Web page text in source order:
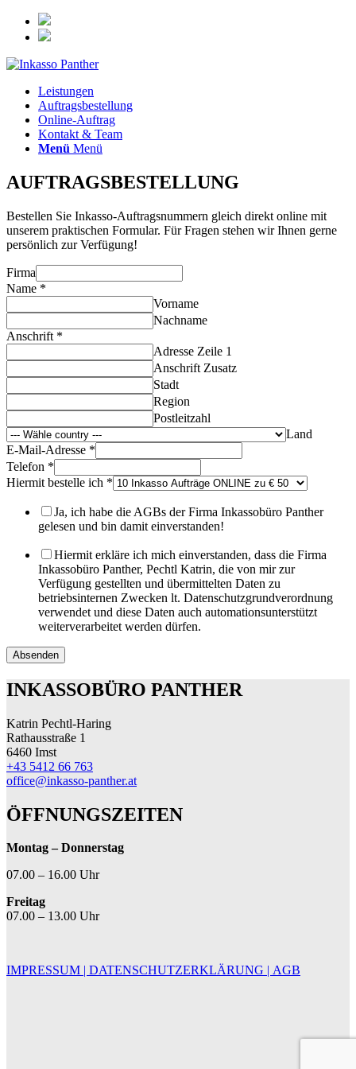
Leistungen
Auftragsbestellung
Online-Auftrag
Kontakt & Team
Menü Menü
AUFTRAGS­BESTELLUNG
Bestellen Sie Inkasso-Auftragsnummern gleich direkt online mit
unserem praktischen Formular. Für Fragen stehen wir Ihnen gerne
persönlich zur Verfügung!
Firma
Name *
Vorname
Nachname
Anschrift *
Adresse Zeile 1
Anschrift Zusatz
Stadt
Region
Postleitzahl
Land
E-Mail-Adresse *
Telefon *
Hiermit bestelle ich *
Anschrift
bestelle
Ja, ich habe die AGBs der Firma Inkassobüro Panther
gelesen und bin damit einverstanden!
Hiermit erkläre ich mich einverstanden, dass die Firma
Inkassobüro Panther, Pechtl Katrin, die von mir zur
Verfügung gestellten und übermittelten Daten zu
betriebsinternen Zwecken lt. Datenschutzgrundverordnung
verwendet und diese Daten auch automationsunterstützt
weiterverarbeitet werden dürfen.
Absenden
INKASSOBÜRO PANTHER
Katrin Pechtl-Haring
Rathausstraße 1
6460 Imst
+43 5412 66 763
office@inkasso-panther.at
ÖFFNUNGSZEITEN
Montag – Donnerstag
07.00 – 16.00 Uhr
Freitag
07.00 – 13.00 Uhr
IMPRESSUM | DATENSCHUTZERKLÄRUNG | AGB